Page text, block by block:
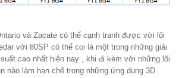
và Zacate có thể cạnh tranh được với lõi
với 80SP có thể coi là một trong những giải
cao nhất hiện nay , khi đi kèm với những lõi
nào làm hạn chế trong những ứng dụng 3D